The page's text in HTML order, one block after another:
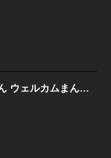
さよならちんちん ウェルカムまんまん ～ＯＬになりたくて性別適合手術しました～